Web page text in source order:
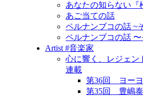
あなたの知らない『
あご当ての話
ペルナンブコの話 ~
ペルナンブコの話 〜
Artist #音楽家
心に響く、レジェ
連載
第36回 ヨー
第35回 豊嶋